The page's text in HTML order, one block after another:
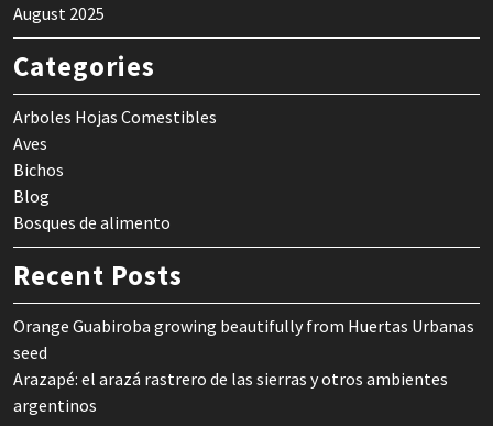
August 2025
Categories
Arboles Hojas Comestibles
Aves
Bichos
Blog
Bosques de alimento
Recent Posts
Orange Guabiroba growing beautifully from Huertas Urbanas
seed
Arazapé: el arazá rastrero de las sierras y otros ambientes
argentinos